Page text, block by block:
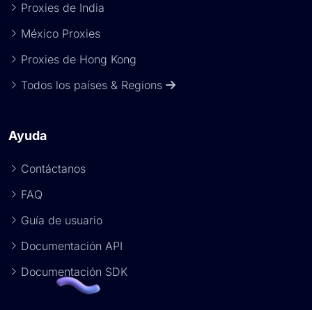
Proxies de India
México Proxies
Proxies de Hong Kong
Todos los países & Regions
Ayuda
Contáctanos
FAQ
Guía de usuario
Documentación API
Documentación SDK